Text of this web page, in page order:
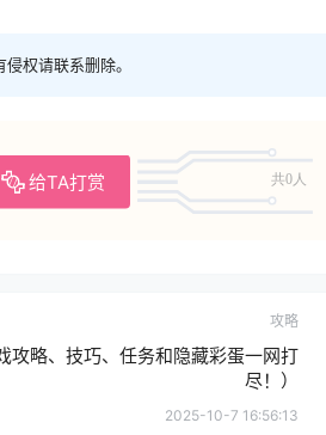
权请联系删除。
给TA打赏 共0人
攻略
攻略、技巧、任务和隐藏彩蛋一网打
尽！）
2025-10-7 16:56:13